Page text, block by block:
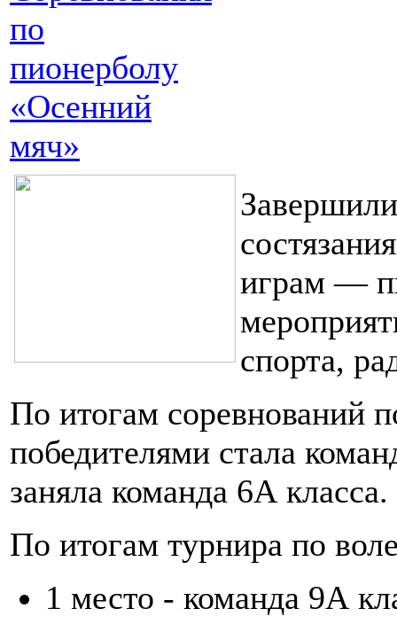
по
пионерболу
«Осенний
мяч»
играм —
спорта,
По итогам соревнований
победителями стала
заняла команда 6А класса.
По итогам турнира по
1 место - команда 9А